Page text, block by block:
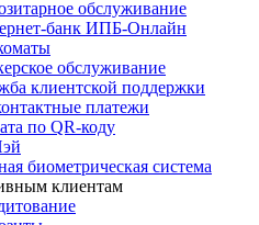
обслуживание
банк ИПБ-Онлайн
обслуживание
клиентской поддержки
платежи
по QR-коду
биометрическая система
клиентам